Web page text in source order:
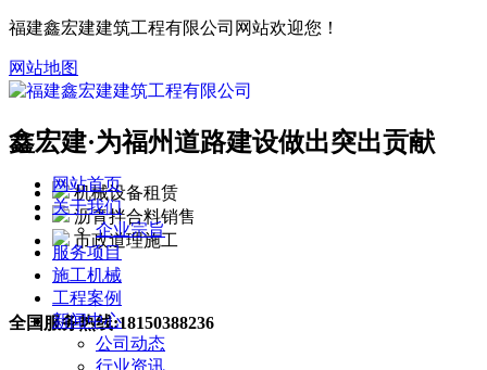
福建鑫宏建建筑工程有限公司网站欢迎您！
网站地图
鑫宏建·为福州道路建设做出突出贡献
机械设备租赁
沥青拌合料销售
市政道理施工
全国服务热线:18150388236
网站首页
关于我们
企业宗旨
服务项目
施工机械
工程案例
新闻中心
公司动态
行业资讯